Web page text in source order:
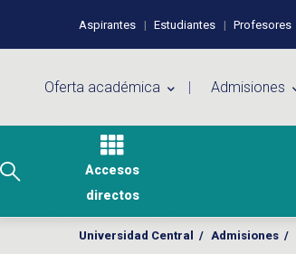
Perfiles de usuario
Aspirantes Estudiantes Profesores
Oferta académica Admisiones
Accesos
directos
Universidad Central / Admisiones /